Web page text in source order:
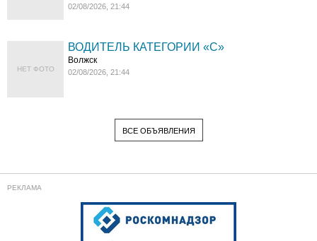
02/08/2026, 21:44
НЕТ ФОТО
ВОДИТЕЛЬ КАТЕГОРИИ «C»
Волжск
02/08/2026, 21:44
ВСЕ ОБЪЯВЛЕНИЯ